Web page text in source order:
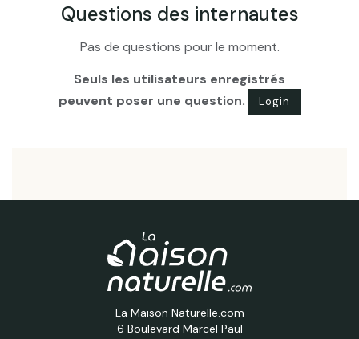
Questions des internautes
Pas de questions pour le moment.
Seuls les utilisateurs enregistrés
peuvent poser une question.
Login
La Maison Naturelle.com
6 Boulevard Marcel Paul